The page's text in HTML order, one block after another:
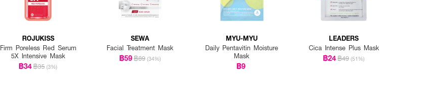
ROJUKISS
Firm Poreless Red Serum
5X Intensive Mask
฿34฿35 (3%)
SEWA
Facial Treatment Mask
฿59฿89 (34%)
MYU-MYU
Daily Pentavitin Moisture
Mask
฿9
LEADERS
Cica Intense Plus Mask
฿24฿49 (51%)